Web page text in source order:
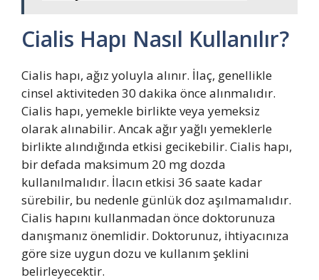
Cialis Hapı Nasıl Kullanılır?
Cialis hapı, ağız yoluyla alınır. İlaç, genellikle
cinsel aktiviteden 30 dakika önce alınmalıdır.
Cialis hapı, yemekle birlikte veya yemeksiz
olarak alınabilir. Ancak ağır yağlı yemeklerle
birlikte alındığında etkisi gecikebilir. Cialis hapı,
bir defada maksimum 20 mg dozda
kullanılmalıdır. İlacın etkisi 36 saate kadar
sürebilir, bu nedenle günlük doz aşılmamalıdır.
Cialis hapını kullanmadan önce doktorunuza
danışmanız önemlidir. Doktorunuz, ihtiyacınıza
göre size uygun dozu ve kullanım şeklini
belirleyecektir.